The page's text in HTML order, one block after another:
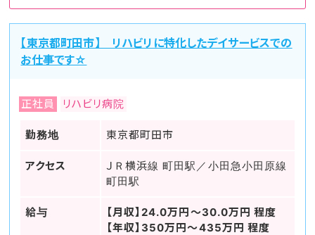
【東京都町田市】 リハビリに特化したデイサービスでの
お仕事です☆
正社員 リハビリ病院
勤務地 東京都町田市
アクセス
ＪＲ横浜線 町田駅／小田急小田原線
町田駅
給与
【月収】24.0万円～30.0万円 程度
【年収】350万円～435万円 程度